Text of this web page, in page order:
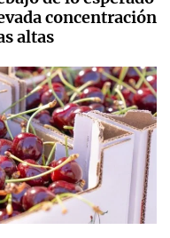
concentración
altas